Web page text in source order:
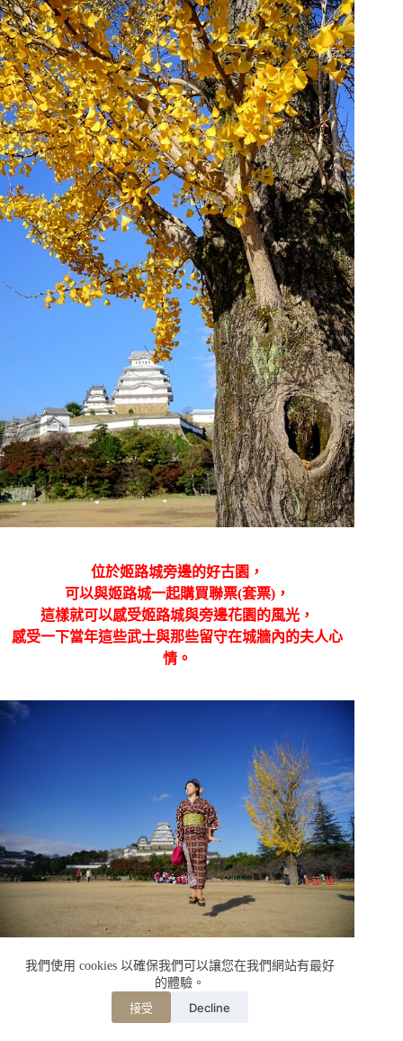
我們使用 cookies 以確保我們可以讓您在我們網站有最好
的體驗。
接受 Decline
位於姬路城旁邊的好古園，
可以與姬路城一起購買聯票(套票)，
這樣就可以感受姬路城與旁邊花園的風光，
感受一下當年這些武士與那些留守在城牆內的夫人心
情。
「姫路城西御屋敷跡庭園好古
園」，
興建於1618年，是很傳統的日式庭園，